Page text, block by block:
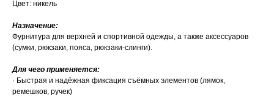
Цвет: никель
Назначение:
Фурнитура для верхней и спортивной одежды, а также аксессуаров
(сумки, рюкзаки, пояса, рюкзаки-слинги).
Для чего применяется:
· Быстрая и надёжная фиксация съёмных элементов (лямок,
ремешков, ручек)